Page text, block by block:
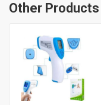
Other